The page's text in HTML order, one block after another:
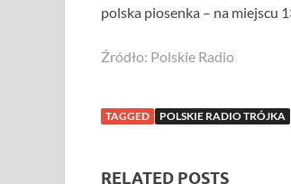
polska piosenka – na miejscu
Źródło: Polskie Radio
TAGGED POLSKIE RADIO TRÓJKA
RELATED POSTS